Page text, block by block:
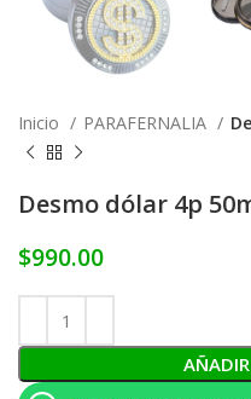
Inicio PARAFERNALIA
Desmo dólar 4p
$990.00